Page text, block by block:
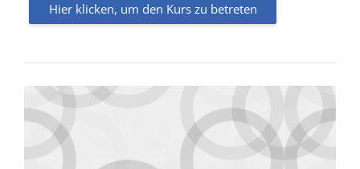
Hier klicken, um den Kurs zu betreten